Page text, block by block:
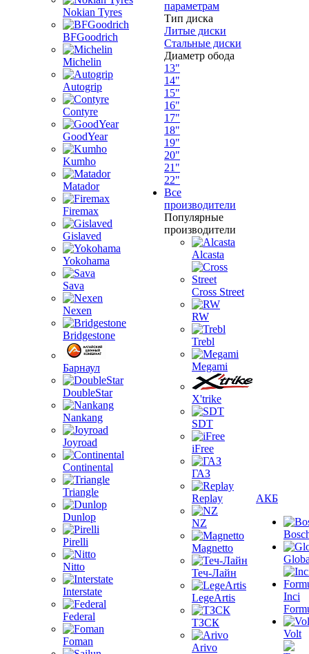
Nokian Tyres
BFGoodrich
Michelin
Autogrip
Contyre
GoodYear
Kumho
Matador
Firemax
Gislaved
Yokohama
Sava
Nexen
Bridgestone
Барнаул
DoubleStar
Nankang
Joyroad
Continental
Triangle
Dunlop
Pirelli
Nitto
Interstate
Federal
Foman
параметрам
Тип диска
Литые диски
Стальные диски
Диаметр обода
13"
14"
15"
16"
17"
18"
19"
20"
21"
22"
Все
производители
Популярные
производители
Alcasta
Cross Street
RW
Trebl
Megami
X'trike
SDT
iFree
ГАЗ
Replay
NZ
Magnetto
Теч-Лайн
LegeArtis
ТЗСК
Arivo
АКБ
Inci
Volt